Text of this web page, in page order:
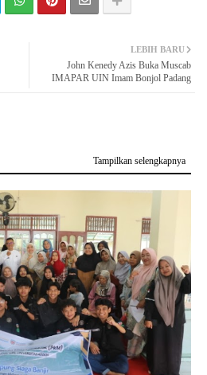
LEBIH BARU
John Kenedy Azis Buka Muscab
IMAPAR UIN Imam Bonjol Padang
Tampilkan selengkapnya